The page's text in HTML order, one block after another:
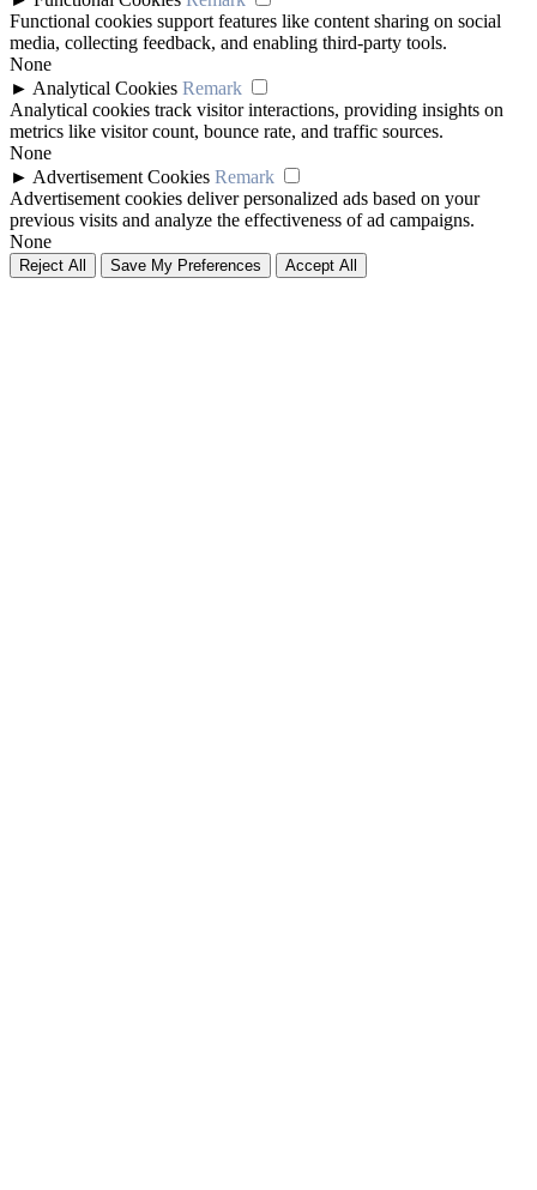
Functional cookies support features like content sharing on social
media, collecting feedback, and enabling third-party tools.
None
► Analytical Cookies Remark
Analytical cookies track visitor interactions, providing insights on
metrics like visitor count, bounce rate, and traffic sources.
None
► Advertisement Cookies Remark
Advertisement cookies deliver personalized ads based on your
previous visits and analyze the effectiveness of ad campaigns.
None
Reject All Save My Preferences Accept All